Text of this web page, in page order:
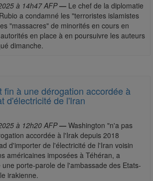
à 14h47 AFP — Le chef de la diplomatie
a condamné les "terroristes islamistes
"massacres" de minorités en cours en
en place à en poursuivre les auteurs
dimanche.
fin à une dérogation accordée à
d'électricité de l'Iran
à 12h20 AFP — Washington "n'a pas
accordée à l'Irak depuis 2018
d'importer de l'électricité de l'Iran voisin
américaines imposées à Téhéran, a
porte-parole de l'ambassade des Etats-
irakienne.